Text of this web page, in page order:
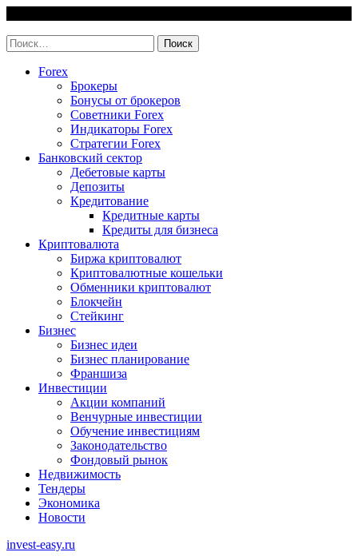
content
Найти:
Forex
Брокеры
Бонусы от брокеров
Советники Forex
Индикаторы Forex
Стратегии Forex
Банковский сектор
Дебетовые карты
Депозиты
Кредитование
Кредитные карты
Кредиты для бизнеса
Криптовалюта
Биржа криптовалют
Криптовалютные кошельки
Обменники криптовалют
Блокчейн
Стейкинг
Бизнес
Бизнес идеи
Бизнес планирование
Франшиза
Инвестиции
Акции компаний
Венчурные инвестиции
Обучение инвестициям
Законодательство
Фондовый рынок
Недвижимость
Тендеры
Экономика
Новости
invest-easy.ru